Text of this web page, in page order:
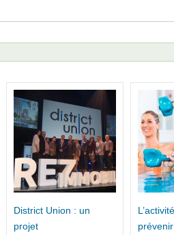
District Union : un
projet